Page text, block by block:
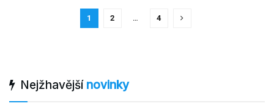
1 2 … 4
Nejžhavějšínovinky